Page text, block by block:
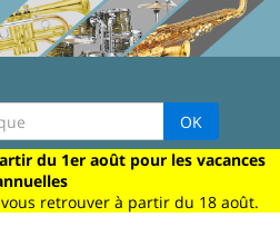
OK
du 1er août pour les vacances
retrouver à partir du 18 août.